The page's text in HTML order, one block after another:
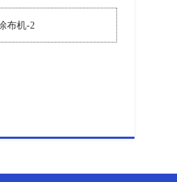
布机-2